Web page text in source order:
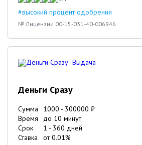
#высокий процент одобрения
№ Лицензии 00-15-031-40-006946
Деньги Сразу
Сумма 1000 - 300000 ₽
Время
до 10 минут
Срок
1 - 360 дней
Ставка
от0.01%